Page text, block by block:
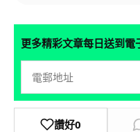
更多精彩文章每日送到電
讚好0